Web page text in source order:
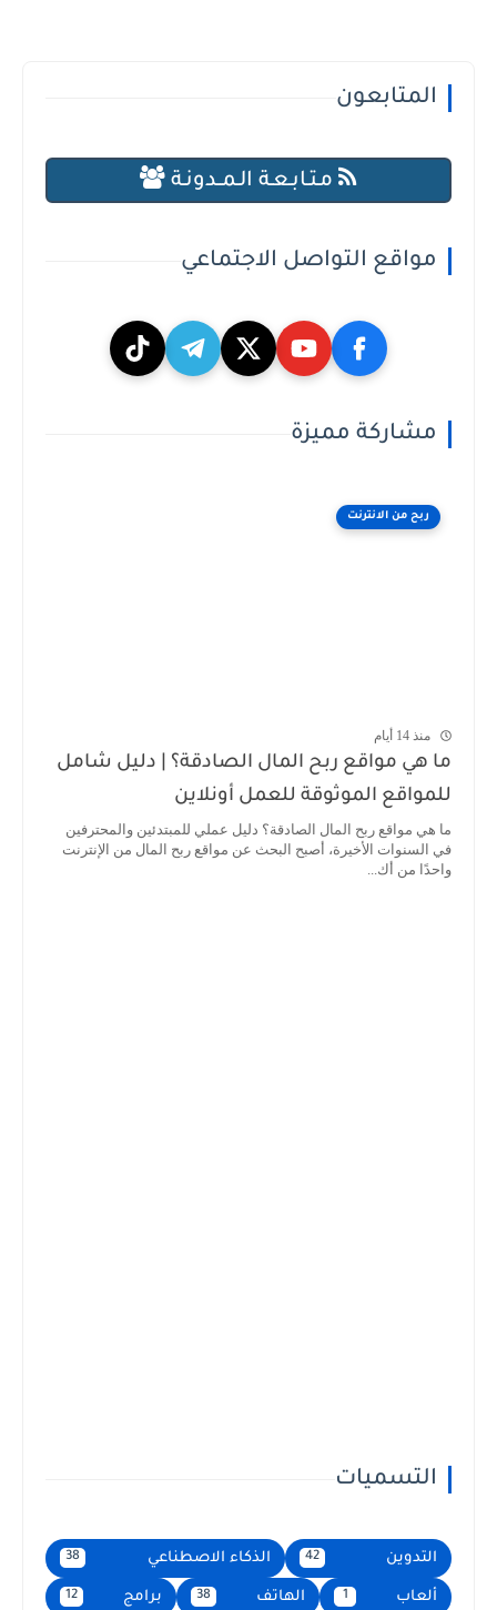
المتابعون
مـتـابـعـة الـمــدونـة
مواقع التواصل الاجتماعي
مشاركة مميزة
ربح من الانترنت
منذ 14 أيام
ما هي مواقع ربح المال الصادقة؟ | دليل شامل
للمواقع الموثوقة للعمل أونلاين
ما هي مواقع ربح المال الصادقة؟ دليل عملي للمبتدئين والمحترفين
في السنوات الأخيرة، أصبح البحث عن مواقع ربح المال من الإنترنت
واحدًا من أك...
التسميات
التدوين 42 الذكاء الاصطناعي 38
ألعاب 1 الهاتف 38 برامج 12